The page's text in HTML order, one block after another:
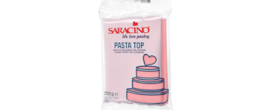
hvězdiček.